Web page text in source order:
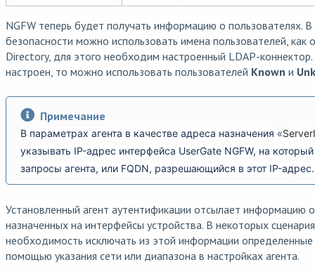
NGFW теперь будет получать информацию о пользователях. В
безопасности можно использовать имена пользователей, как
Directory, для этого необходим настроенный LDAP-коннектор.
настроен, то можно использовать пользователей Known и
Примечание
В параметрах агента в качестве адреса назначения «
указывать IP-адрес интерфейса UserGate NGFW, на
запросы агента, или FQDN, разрешающийся в этот IP-адрес.
Установленный агент аутентификации отсылает информацию
назначенных на интерфейсы устройства. В некоторых
необходимость исключать из этой информации
помощью указания сети или диапазона в настройках агента.